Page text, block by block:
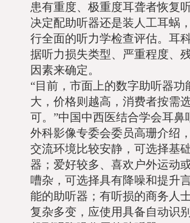
患有重度、极重度耳聋者恢复听
决定配助听器还是装人工耳蜗
行全面的听力学检查评估。耳
据听力损失类型、严重程度、
因素来确定。
“目前，市面上的数字助听器功
大，价格则越高，消费者按需
可。”中国中西医结合学会耳鼻
外科影像专委会委员高珊介绍
交流环境比较安静，可选择基
器；爱好较多、喜欢户外运动
嘈杂，可选择具有降噪和提升
能的助听器；有听损的商务人
复杂多变，应使用具备自动识